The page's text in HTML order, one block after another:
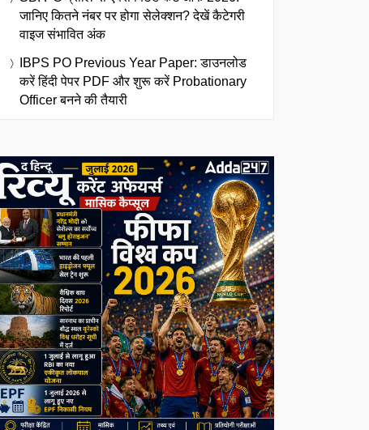
जानिए कितने नंबर पर होगा सेलेक्शन? देखें कैटेगरी
वाइज संभावित अंक
IBPS PO Previous Year Paper: डाउनलोड
करें हिंदी पेपर PDF और शुरू करें Probationary
Officer बनने की तैयारी